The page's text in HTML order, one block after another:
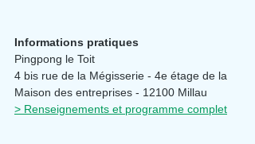
Informations pratiques
Pingpong le Toit
4 bis rue de la Mégisserie - 4e étage de la
Maison des entreprises - 12100 Millau
> Renseignements et programme complet